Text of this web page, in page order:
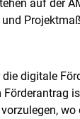
auf der
die digitale
wo